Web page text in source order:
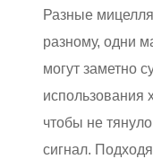
Разные
разному, одни
могут заметно
использования
чтобы не
сигнал.